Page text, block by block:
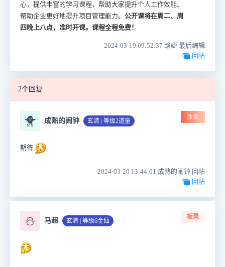
心，提供丰富的学习课程，帮助大家提升个人工作效能、
帮助企业更好地提升项目管理能力。 公开课将在周二、周
四晚上八点，准时开课。课程全程免费！
2024-03-19 09:52:37 路婕 最后编辑
回帖
2个回复
🐥 成熟的闹钟 玄清 | 等级2道童
沙发
期待
2024-03-20 13:44:01 成熟的闹钟 回帖
回帖
⛄ 马超 玄清 | 等级6金仙
板凳